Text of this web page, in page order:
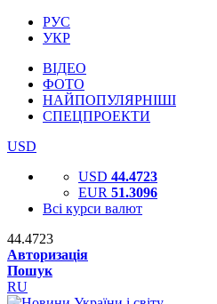
РУС
УКР
ВІДЕО
ФОТО
НАЙПОПУЛЯРНІШІ
СПЕЦПРОЕКТИ
USD
USD 44.4723
EUR 51.3096
Всі курси валют
44.4723
Авторизація
Пошук
RU